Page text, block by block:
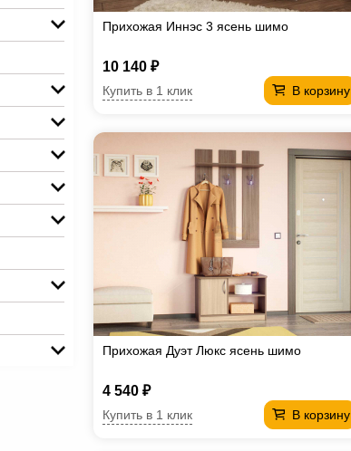
Прихожая Иннэс 3 ясень шимо
10 140 ₽
В корзину
Купить в 1 клик
Прихожая Дуэт Люкс ясень шимо
4 540 ₽
В корзину
Купить в 1 клик